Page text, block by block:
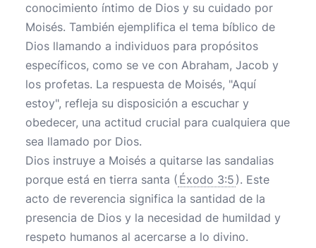
conocimiento íntimo de Dios y su cuidado por
Moisés. También ejemplifica el tema bíblico de
Dios llamando a individuos para propósitos
específicos, como se ve con Abraham, Jacob y
los profetas. La respuesta de Moisés, "Aquí
estoy", refleja su disposición a escuchar y
obedecer, una actitud crucial para cualquiera que
sea llamado por Dios.
Dios instruye a Moisés a quitarse las sandalias
porque está en tierra santa ( Éxodo 3:5 ). Este
acto de reverencia significa la santidad de la
presencia de Dios y la necesidad de humildad y
respeto humanos al acercarse a lo divino.